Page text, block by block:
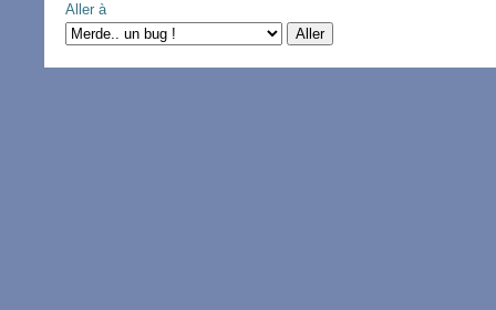
Aller à